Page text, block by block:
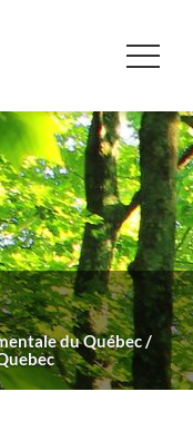
du Québec /